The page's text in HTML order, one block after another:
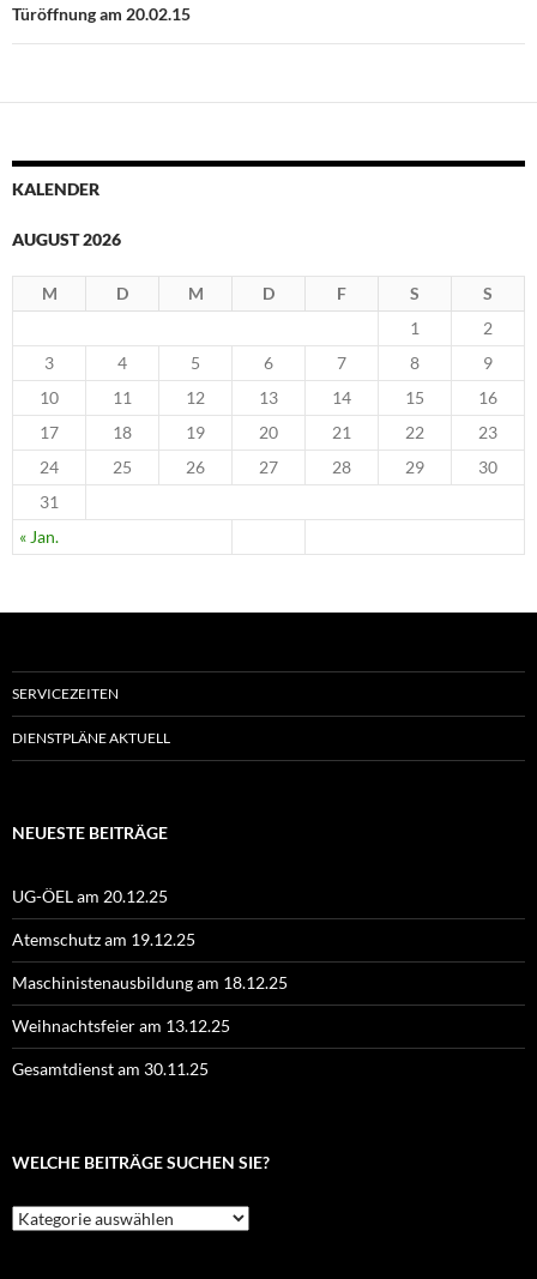
Türöffnung am 20.02.15
KALENDER
AUGUST 2026
M D M D F S S
« Jan.
1
2
3
4 5 6 7 8
9
10
11 12 13 14 15
16
17
18 19 20 21 22
23
24
25 26 27 28 29
30
31
SERVICEZEITEN
DIENSTPLÄNE AKTUELL
NEUESTE BEITRÄGE
UG-ÖEL am 20.12.25
Atemschutz am 19.12.25
Maschinistenausbildung am 18.12.25
Weihnachtsfeier am 13.12.25
Gesamtdienst am 30.11.25
WELCHE BEITRÄGE SUCHEN SIE?
Welche
Beiträge